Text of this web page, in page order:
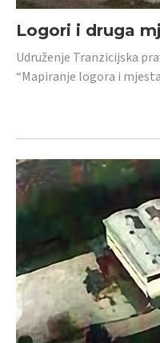
Logori i druga
Udruženje Tranzicijska
“Mapiranje logora i